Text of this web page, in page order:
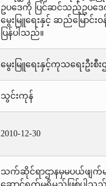
ဥပဒေကို ပြင်ဆင်သည့်ဥပဒေ
မွေးမြူရေးနှင့် ဆည်မြောင်း
ပြန်ပါသည်။
မွေးမြူရေးနှင့်ကုသရေးဦးစီး
သွင်းကုန်
2010-12-30
သက်ဆိုင်ရာဌာနမှမပယ်ဖျက်